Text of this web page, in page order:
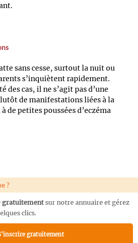
sans cesse, surtout la nuit ou
s’inquiètent rapidement.
des cas, il ne s’agit pas d’une
de manifestations liées à la
de petites poussées d’eczéma
?
gratuitementsur notre annuaire et gérez
clics.
gratuitement